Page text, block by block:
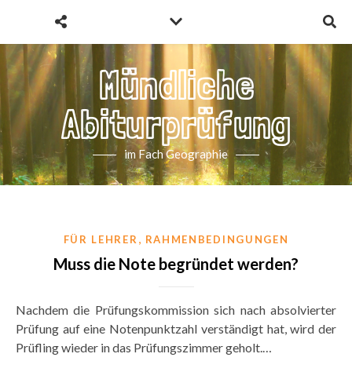
Mündliche
Abiturprüfung
im Fach Geographie
FÜR LEHRER , RAHMENBEDINGUNGEN
Muss die Note begründet werden?
Nachdem die Prüfungskommission sich nach absolvierter
Prüfung auf eine Notenpunktzahl verständigt hat, wird der
Prüfling wieder in das Prüfungszimmer geholt.…